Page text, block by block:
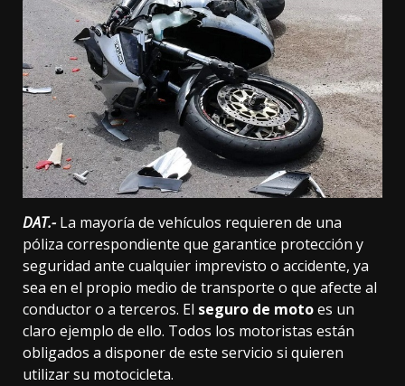
DAT.- La mayoría de vehículos requieren de una
póliza correspondiente que garantice protección y
seguridad ante cualquier imprevisto o accidente, ya
sea en el propio medio de transporte o que afecte al
conductor o a terceros. El seguro de motoes un
claro ejemplo de ello. Todos los motoristas están
obligados a disponer de este servicio si quieren
utilizar su motocicleta.